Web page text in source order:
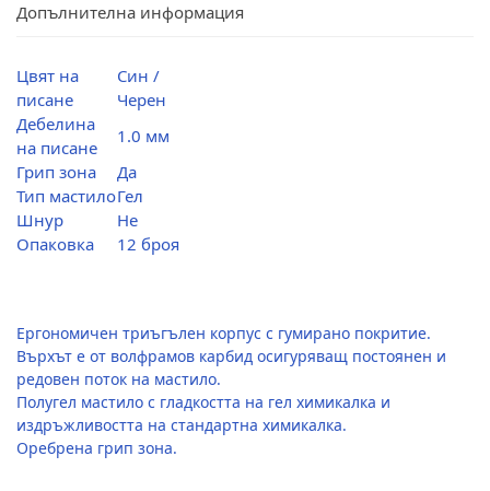
Допълнителна информация
Цвят на
писане
Син /
Черен
Дебелина
на писане
1.0 мм
Грип зона
Да
Тип мастилоГел
Шнур
Не
Опаковка
12 броя
Ергономичен триъгълен корпус с гумирано покритие.
Върхът е от волфрамов карбид осигуряващ постоянен и
редовен поток на мастило.
Полугел мастило с гладкостта на гел химикалка и
издръжливостта на стандартна химикалка.
Оребрена грип зона.